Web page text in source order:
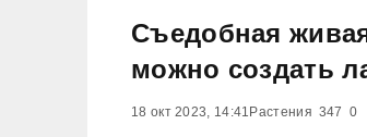
Съедобная
можно создать
18 окт 2023, 14:41 Растения 347 0